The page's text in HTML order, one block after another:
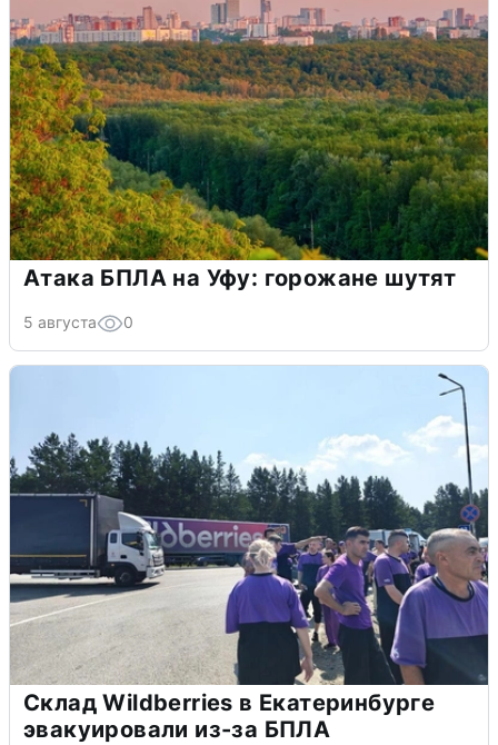
Атака БПЛА на Уфу: горожане шутят
5 августа 0
Склад Wildberries в Екатеринбурге
эвакуировали из-за БПЛА